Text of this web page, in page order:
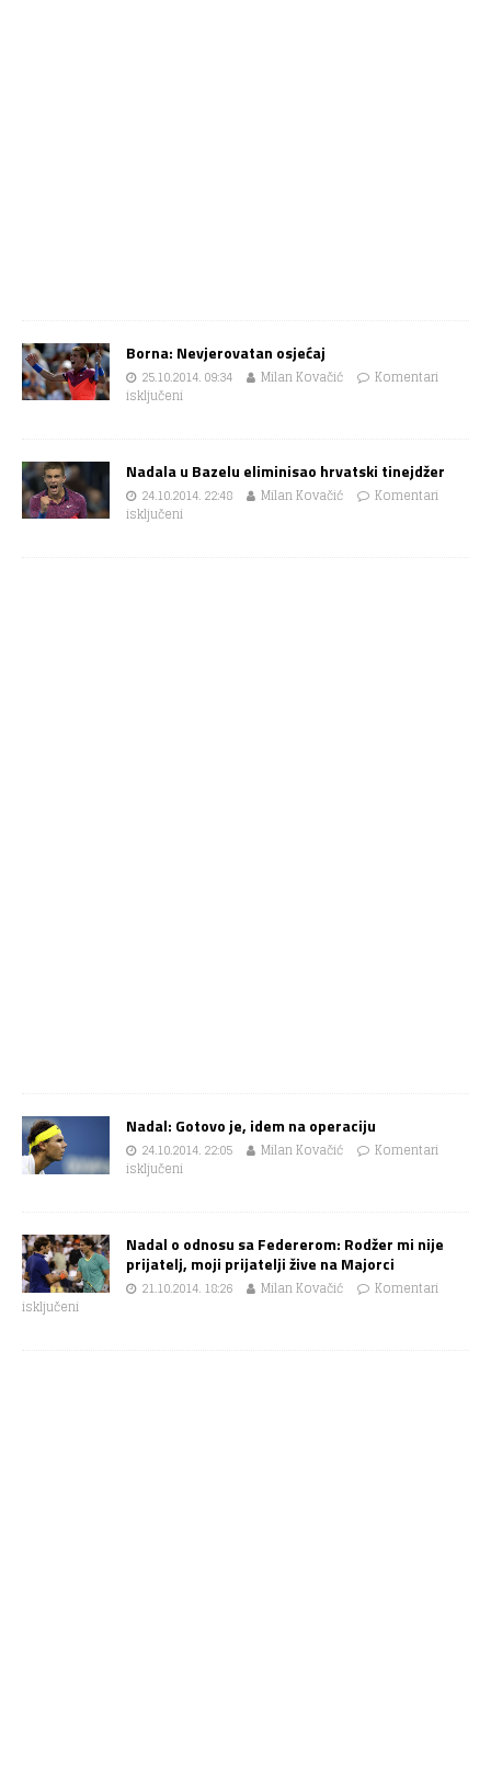
Borna: Nevjerovatan osjećaj
25.10.2014. 09:34 Milan Kovačić
Komentari
isključeni
Nadala u Bazelu eliminisao hrvatski tinejdžer
24.10.2014. 22:48 Milan Kovačić
Komentari
isključeni
Nadal: Gotovo je, idem na operaciju
24.10.2014. 22:05 Milan Kovačić
Komentari
isključeni
Nadal o odnosu sa Federerom: Rodžer mi nije
prijatelj, moji prijatelji žive na Majorci
21.10.2014. 18:26 Milan Kovačić
Komentari
isključeni